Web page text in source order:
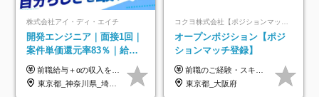
株式会社アイ・ディ・エイチ
開発エンジニア｜面接1回｜
案件単価還元率83％｜給与
UP保証｜年休140日｜在宅
利用率9割｜独立支援・副業
制度
前職給与＋αの収入を保証 月給42万円～120万円＋各種手当＋賞与 給与基準が明確かつ高還元です。 一人ひとりが安定した環境のもと、長く活躍できる職場を目指しています。 ※平均年収650万円 ・還元率83％ ・各種手当について 職能手当／職務手当／資格手当／営業手当 など ※前職での経験・能力、給与などを考慮の上、当社規定により優遇いたします ※試用期間あり（3ヶ月／期間中の条件に変動はありません） ※上記金額には固定残業代（78,948円～225,564円/月30時間分）を含みます 超過分は別途全額支給いたします ・年収UPを保証 過去には転職時に〈年収200万円UP〉したエンジニアも在籍しています。入社時だけでなく、入社後も安心の給与水準で働ける環境です。キャリアや技術力が正当に評価されていないと感じていたら、一度面接でお話ししましょう！ 当社では管理職の人数は最低限にし、無駄な管理をしません。その費用削減分を社員の給与に還元しています！
東京都_神奈川県_埼玉県_千葉県_大阪府_愛知県_北海道_青森県_岩手県_宮城県_秋田県_山形県_福島県_茨城県_栃木県_群馬県_新潟県_山梨県_長野県_富山県_石川県_福井県_静岡県_岐阜県_三重県_兵庫県_京都府_滋賀県_奈良県_和歌山県_広島県_岡山県_鳥取県_島根県_山口県_徳島県_香川県_愛媛県_高知県_福岡県_熊本県_佐賀県_長崎県_大分県_宮崎県_鹿児島県_沖縄県
オープンポジション【ポジ
ションマッチ登録】
前職のご経験・スキル等を考慮して決定します。
東京都_大阪府